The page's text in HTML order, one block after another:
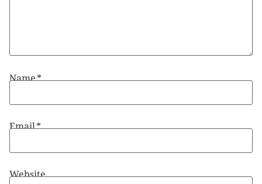
Name*
Email*
Website